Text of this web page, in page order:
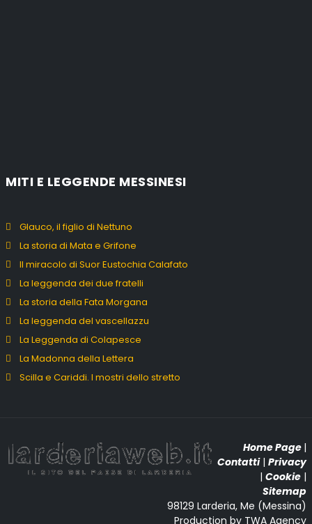
MITI E LEGGENDE MESSINESI
Glauco, il figlio di Nettuno
La storia di Mata e Grifone
Il miracolo di Suor Eustochia Calafato
La leggenda dei due fratelli
La storia della Fata Morgana
La leggenda del vascellazzu
La Leggenda di Colapesce
La Madonna della Lettera
Scilla e Cariddi. I mostri dello stretto
Home Page |
Contatti| Privacy
| Cookie |
Sitemap
98129 Larderia, Me (Messina)
Production by TWA Agency